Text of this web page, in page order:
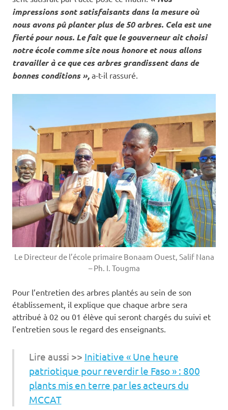
impressions sont satisfaisants dans la mesure où
nous avons pû planter plus de 50 arbres. Cela est une
fierté pour nous. Le fait que le gouverneur ait choisi
notre école comme site nous honore et nous allons
travailler à ce que ces arbres grandissent dans de
bonnes conditions », a-t-il rassuré.
Le Directeur de l’école primaire Bonaam Ouest, Salif Nana
– Ph. I. Tougma
Pour l’entretien des arbres plantés au sein de son
établissement, il explique que chaque arbre sera
attribué à 02 ou 01 élève qui seront chargés du suivi et
l’entretien sous le regard des enseignants.
Lire aussi >> Initiative « Une heure
patriotique pour reverdir le Faso » : 800
plants mis en terre par les acteurs du
MCCAT